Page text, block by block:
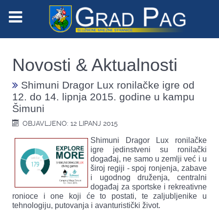
Novosti & Aktualnosti
Shimuni Dragor Lux ronilačke igre od
12. do 14. lipnja 2015. godine u kampu
Šimuni
OBJAVLJENO: 12 LIPANJ 2015
Shimuni Dragor Lux ronilačke
igre jedinstveni su ronilački
događaj, ne samo u zemlji već i u
široj regiji - spoj ronjenja, zabave
i ugodnog druženja, centralni
događaj za sportske i rekreativne
ronioce i one koji će to postati, te zaljubljenike u
tehnologiju, putovanja i avanturistički život.